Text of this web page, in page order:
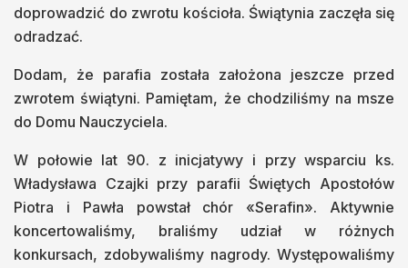
doprowadzić do zwrotu kościoła. Świątynia zaczęła się
odradzać.
Dodam, że parafia została założona jeszcze przed
zwrotem świątyni. Pamiętam, że chodziliśmy na msze
do Domu Nauczyciela.
W połowie lat 90. z inicjatywy i przy wsparciu ks.
Władysława Czajki przy parafii Świętych Apostołów
Piotra i Pawła powstał chór «Serafin». Aktywnie
koncertowaliśmy, braliśmy udział w różnych
konkursach, zdobywaliśmy nagrody. Występowaliśmy